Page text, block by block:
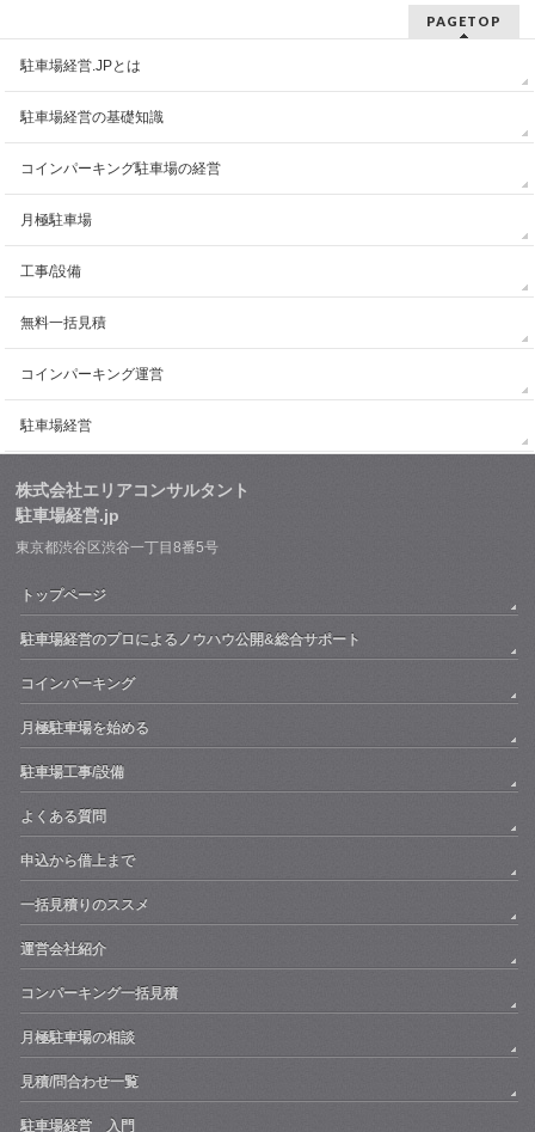
PAGETOP
駐車場経営.JPとは
駐車場経営の基礎知識
コインパーキング駐車場の経営
月極駐車場
工事/設備
無料一括見積
コインパーキング運営
駐車場経営
株式会社エリアコンサルタント
駐車場経営.jp
東京都渋谷区渋谷一丁目8番5号
トップページ
駐車場経営のプロによるノウハウ公開&総合サポート
コインパーキング
月極駐車場を始める
駐車場工事/設備
よくある質問
申込から借上まで
一括見積りのススメ
運営会社紹介
コンパーキング一括見積
月極駐車場の相談
見積/問合わせ一覧
駐車場経営 入門